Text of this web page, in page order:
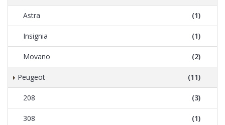
Astra (1)
Insignia (1)
Movano (2)
Peugeot (11)
208 (3)
308 (1)